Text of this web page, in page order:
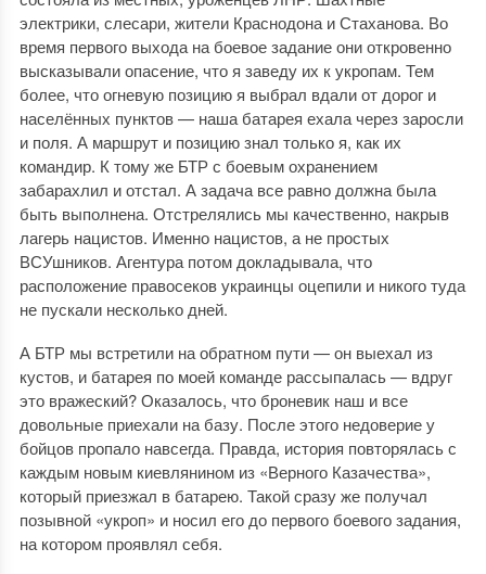
электрики, слесари, жители Краснодона и Стаханова. Во
время первого выхода на боевое задание они откровенно
высказывали опасение, что я заведу их к укропам. Тем
более, что огневую позицию я выбрал вдали от дорог и
населённых пунктов — наша батарея ехала через заросли
и поля. А маршрут и позицию знал только я, как их
командир. К тому же БТР с боевым охранением
забарахлил и отстал. А задача все равно должна была
быть выполнена. Отстрелялись мы качественно, накрыв
лагерь нацистов. Именно нацистов, а не простых
ВСУшников. Агентура потом докладывала, что
расположение правосеков украинцы оцепили и никого туда
не пускали несколько дней.
А БТР мы встретили на обратном пути — он выехал из
кустов, и батарея по моей команде рассыпалась — вдруг
это вражеский? Оказалось, что броневик наш и все
довольные приехали на базу. После этого недоверие у
бойцов пропало навсегда. Правда, история повторялась с
каждым новым киевлянином из «Верного Казачества»,
который приезжал в батарею. Такой сразу же получал
позывной «укроп» и носил его до первого боевого задания,
на котором проявлял себя.